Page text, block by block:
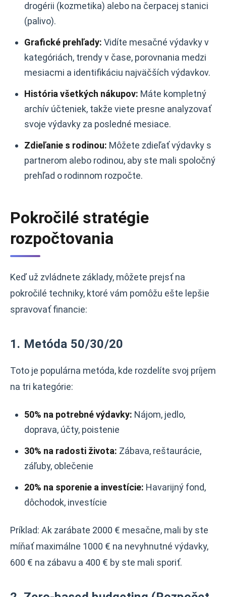
drogérii (kozmetika) alebo na čerpacej stanici
(palivo).
Grafické prehľady: Vidíte mesačné výdavky v
kategóriách, trendy v čase, porovnania medzi
mesiacmi a identifikáciu najväčších výdavkov.
História všetkých nákupov: Máte kompletný
archív účteniek, takže viete presne analyzovať
svoje výdavky za posledné mesiace.
Zdieľanie s rodinou: Môžete zdieľať výdavky s
partnerom alebo rodinou, aby ste mali spoločný
prehľad o rodinnom rozpočte.
Pokročilé stratégie
rozpočtovania
Keď už zvládnete základy, môžete prejsť na
pokročilé techniky, ktoré vám pomôžu ešte lepšie
spravovať financie:
1. Metóda 50/30/20
Toto je populárna metóda, kde rozdelíte svoj príjem
na tri kategórie:
50% na potrebné výdavky: Nájom, jedlo,
doprava, účty, poistenie
30% na radosti života: Zábava, reštaurácie,
záľuby, oblečenie
20% na sporenie a investície: Havarijný fond,
dôchodok, investície
Príklad: Ak zarábate 2000 € mesačne, mali by ste
míňať maximálne 1000 € na nevyhnutné výdavky,
600 € na zábavu a 400 € by ste mali sporiť.